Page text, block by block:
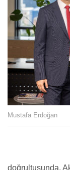
Mustafa Erdoğan
doğrultusunda,